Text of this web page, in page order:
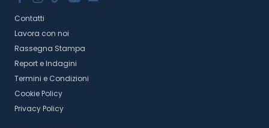
Contatti
Lavora con noi
Rassegna Stampa
Report e Indagini
Termini e Condizioni
Cookie Policy
Privacy Policy